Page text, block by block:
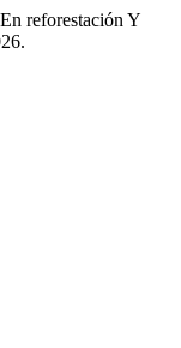
reforestación Y